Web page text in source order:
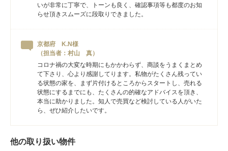
いが非常に丁寧で、トーンも良く、確認事項等も都度のお知
らせ頂きスムーズに段取りできました。
京都府 K.N様
（担当者：村山 真）
コロナ禍の大変な時期にもかかわらず、商談をうまくまとめ
て下さり、心より感謝してります。私物がたくさん残ってい
る状態の家を、まず片付けるところからスタートし、売れる
状態にするまでにも、たくさんの的確なアドバイスを頂き、
本当に助かりました。知人で売買など検討している人がいた
ら、ぜひ紹介したいです。
他の取り扱い物件